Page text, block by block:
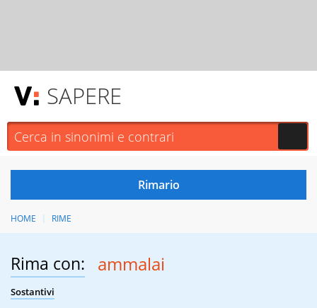
SAPERE
HOME RIME
Rima con: ammalai
Sostantivi